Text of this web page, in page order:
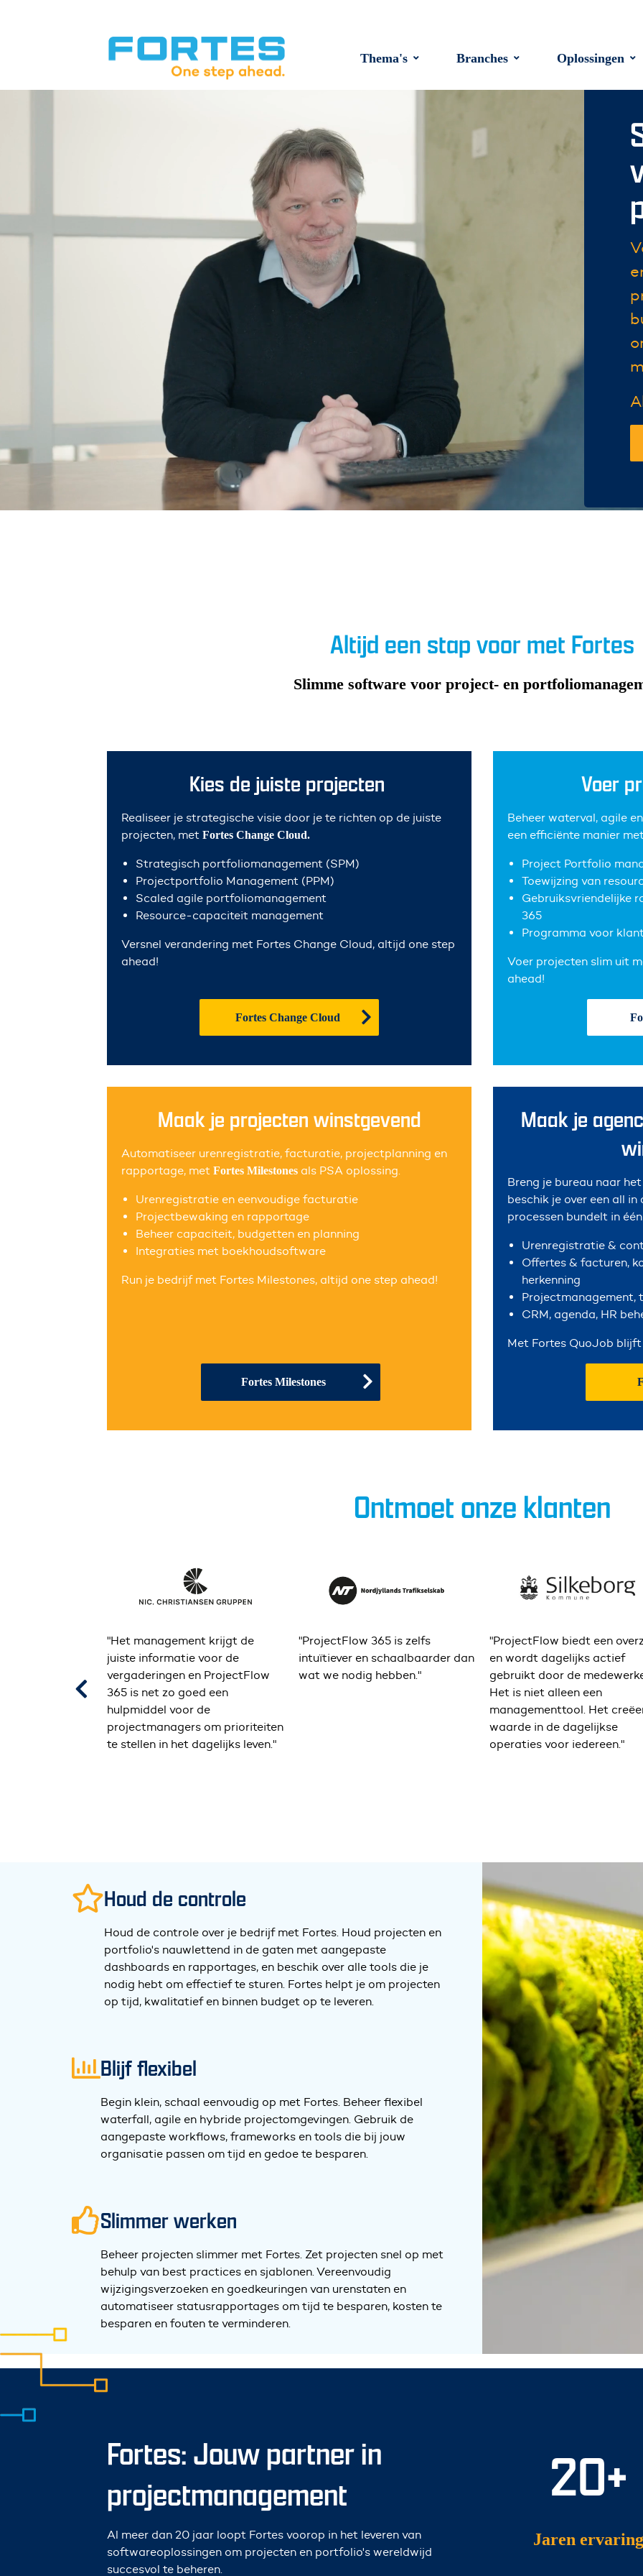
Thema's Branches Oplossingen
Altijd een stap voor met Fortes
Slimme software voor project- en
Kies de juiste projecten
Realiseer je strategische visie door je te richten op de juiste
projecten, metFortes Change Cloud.
Strategisch portfoliomanagement (SPM)
Projectportfolio Management (PPM)
Scaled agile portfoliomanagement
Resource-capaciteit management
Versnel verandering met Fortes Change Cloud, altijd one step
ahead!
Fortes Change Cloud
Voer
Beheer waterval, agile
een efficiënte manier
Project Portfolio
Toewijzing van
Gebruiksvriendelijke
365
Programma voor
Voer projecten slim uit
ahead!
Maak je projecten winstgevend
Automatiseer urenregistratie, facturatie, projectplanning en
rapportage, metFortes Milestones als PSA oplossing.
Urenregistratie en eenvoudige facturatie
Projectbewaking en rapportage
Beheer capaciteit, budgetten en planning
Integraties met boekhoudsoftware
Run je bedrijf met Fortes Milestones, altijd one step ahead!
Fortes Milestones
Maak je
Breng je bureau naar
beschik je over een all
processen bundelt in
Urenregistratie &
Offertes & facturen,
herkenning
Projectmanagement,
CRM, agenda, HR
Met Fortes QuoJob
Ontmoet onze klanten
"ProjectFlow 365 is zelfs
intuïtiever en schaalbaarder dan
wat we nodig hebben."
"ProjectFlow biedt een overzicht
en wordt dagelijks actief
gebruikt door de medewerkers.
“Met Fortes kunnen we nu
eindelijk zien waar de
knelpunten zitten en wat de
consequenties zijn van de
afspraken die we maken."
Hans Ooms, Project
and Controller, LVNL
Houd de controle
Houd de controle over je bedrijf met Fortes. Houd projecten en
portfolio's nauwlettend in de gaten met aangepaste
dashboards en rapportages, en beschik over alle tools die je
nodig hebt om effectief te sturen. Fortes helpt je om projecten
op tijd, kwalitatief en binnen budget op te leveren.
Blijf flexibel
Begin klein, schaal eenvoudig op met Fortes. Beheer flexibel
waterfall, agile en hybride projectomgevingen. Gebruik de
aangepaste workflows, frameworks en tools die bij jouw
organisatie passen om tijd en gedoe te besparen.
Slimmer werken
Beheer projecten slimmer met Fortes. Zet projecten snel op met
behulp van best practices en sjablonen. Vereenvoudig
wijzigingsverzoeken en goedkeuringen van urenstaten en
automatiseer statusrapportages om tijd te besparen, kosten te
besparen en fouten te verminderen.
Fortes: Jouw partner in
projectmanagement
Al meer dan 20 jaar loopt Fortes voorop in het leveren van
softwareoplossingen om projecten en portfolio's wereldwijd
succesvol te beheren.
20+
Jaren ervaring